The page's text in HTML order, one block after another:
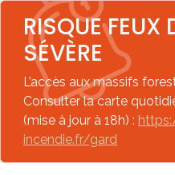
RISQUE FEUX
SÉVÈRE
L’accès aux massifs
Consulter la carte
(mise à jour à 18h) :
incendie.fr/gard